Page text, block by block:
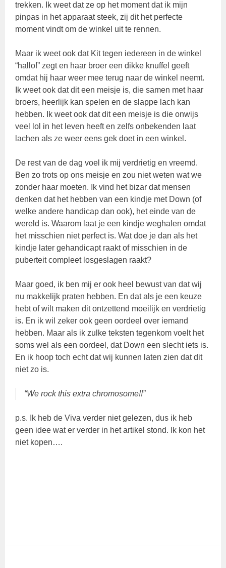
trekken. Ik weet dat ze op het moment dat ik mijn
pinpas in het apparaat steek, zij dit het perfecte
moment vindt om de winkel uit te rennen.
Maar ik weet ook dat Kit tegen iedereen in de winkel
“hallo!” zegt en haar broer een dikke knuffel geeft
omdat hij haar weer mee terug naar de winkel neemt.
Ik weet ook dat dit een meisje is, die samen met haar
broers, heerlijk kan spelen en de slappe lach kan
hebben. Ik weet ook dat dit een meisje is die onwijs
veel lol in het leven heeft en zelfs onbekenden laat
lachen als ze weer eens gek doet in een winkel.
De rest van de dag voel ik mij verdrietig en vreemd.
Ben zo trots op ons meisje en zou niet weten wat we
zonder haar moeten. Ik vind het bizar dat mensen
denken dat het hebben van een kindje met Down (of
welke andere handicap dan ook), het einde van de
wereld is. Waarom laat je een kindje weghalen omdat
het misschien niet perfect is. Wat doe je dan als het
kindje later gehandicapt raakt of misschien in de
puberteit compleet losgeslagen raakt?
Maar goed, ik ben mij er ook heel bewust van dat wij
nu makkelijk praten hebben. En dat als je een keuze
hebt of wilt maken dit ontzettend moeilijk en verdrietig
is. En ik wil zeker ook geen oordeel over iemand
hebben. Maar als ik zulke teksten tegenkom voelt het
soms wel als een oordeel, dat Down een slecht iets is.
En ik hoop toch echt dat wij kunnen laten zien dat dit
niet zo is.
“We rock this extra chromosome!!”
p.s. Ik heb de Viva verder niet gelezen, dus ik heb
geen idee wat er verder in het artikel stond. Ik kon het
niet kopen….